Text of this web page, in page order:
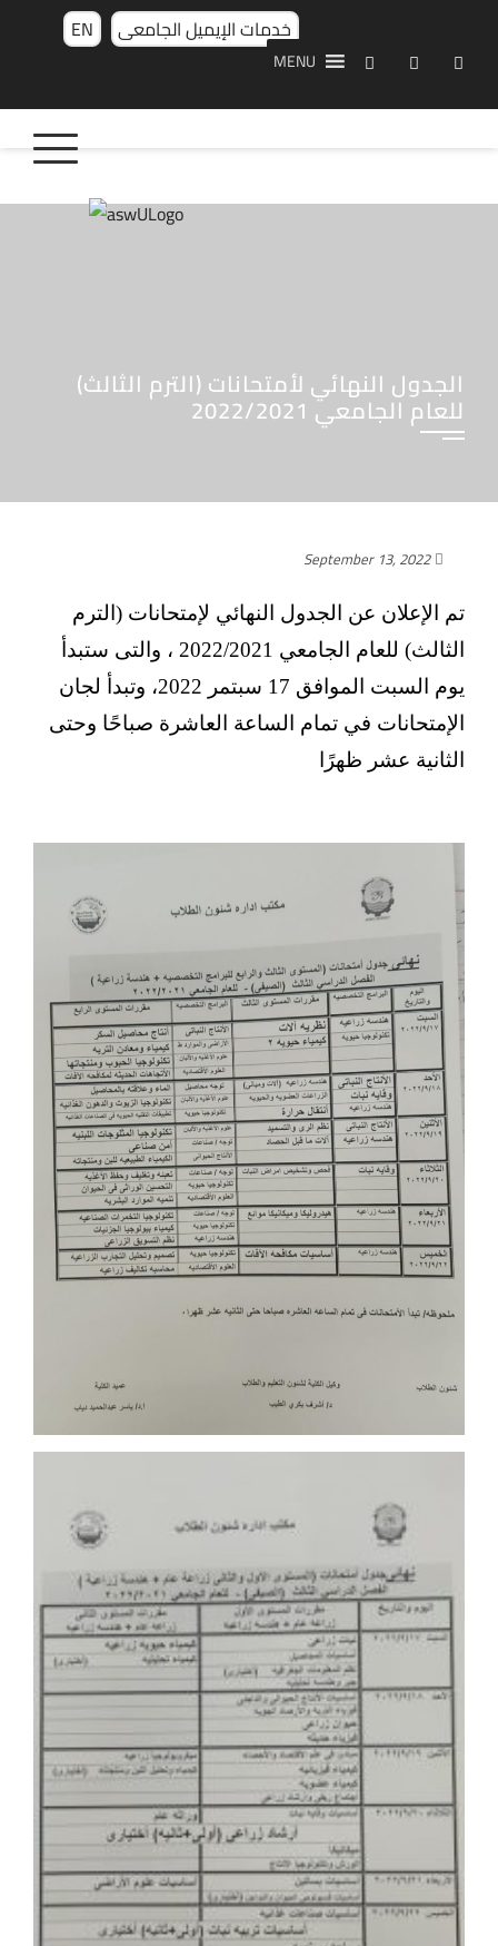
EN خدمات الإيميل الجامعى
MENU
الجدول النهائي لأمتحانات (الترم الثالث)
للعام الجامعي 2022/2021
September 13, 2022
تم الإعلان عن الجدول النهائي لإمتحانات (الترم
الثالث) للعام الجامعي 2022/2021 ، والتى ستبدأ
يوم السبت الموافق 17 سبتمر 2022، وتبدأ لجان
الإمتحانات في تمام الساعة
العاشرة صباحًا وحتى
الثانية عشر ظهرًا